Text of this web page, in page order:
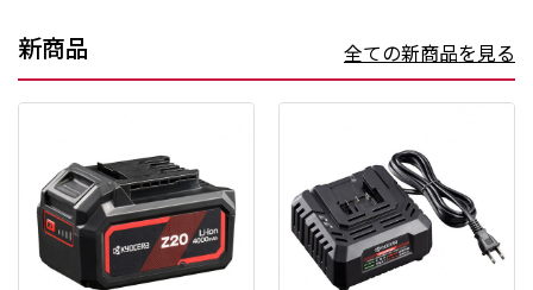
新商品 全ての新商品を見る